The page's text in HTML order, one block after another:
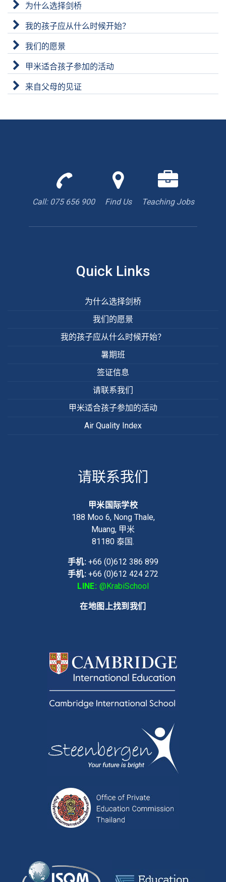
为什么选择剑桥
我的孩子应从什么时候开始？
我们的愿景
甲米适合孩子参加的活动
来自父母的见证
Call: 075 656 900
toFind Us
with
Teaching Jobs
Quick Links
为什么选择剑桥
我们的愿景
我的孩子应从什么时候开始？
暑期班
签证信息
请联系我们
甲米适合孩子参加的活动
Air Quality Index
请联系我们
甲米国际学校
188 Moo 6, Nong Thale,
Muang, 甲米
81180 泰国.
手机: +66 (0)612 386 899
手机: +66 (0)612 424 272
LINE: @KrabiSchool
在地图上找到我们